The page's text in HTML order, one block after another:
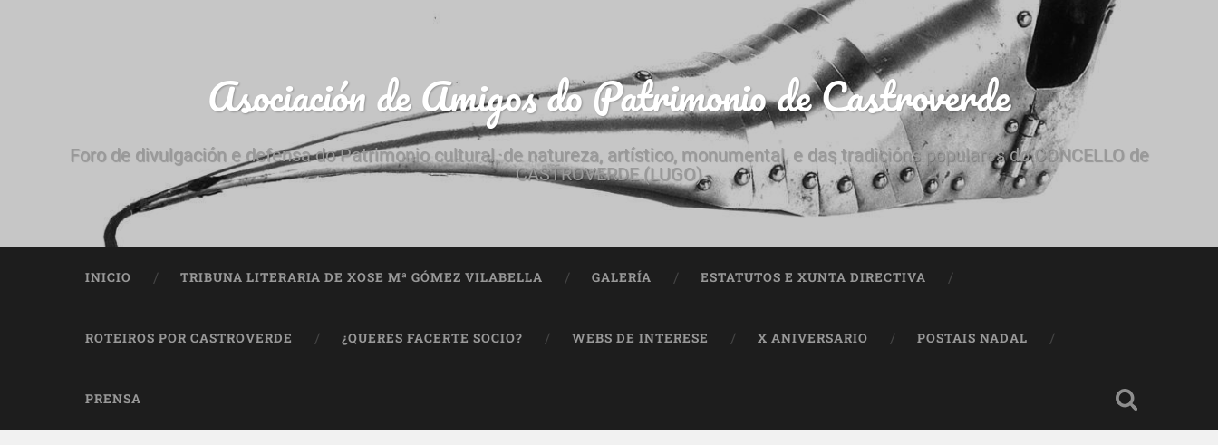
Asociación de Amigos do Patrimonio de Castroverde
Foro de divulgación e defensa do Patrimonio cultural, de natureza, artístico, monumental, e das tradicións populares do CONCELLO de
CASTROVERDE (LUGO)
INICIO TRIBUNA LITERARIA DE XOSE Mª GÓMEZ VILABELLA GALERÍA ESTATUTOS E XUNTA DIRECTIVA
ROTEIROS POR CASTROVERDE ¿QUERES FACERTE SOCIO? WEBS DE INTERESE X ANIVERSARIO POSTAIS NADAL
PRENSA